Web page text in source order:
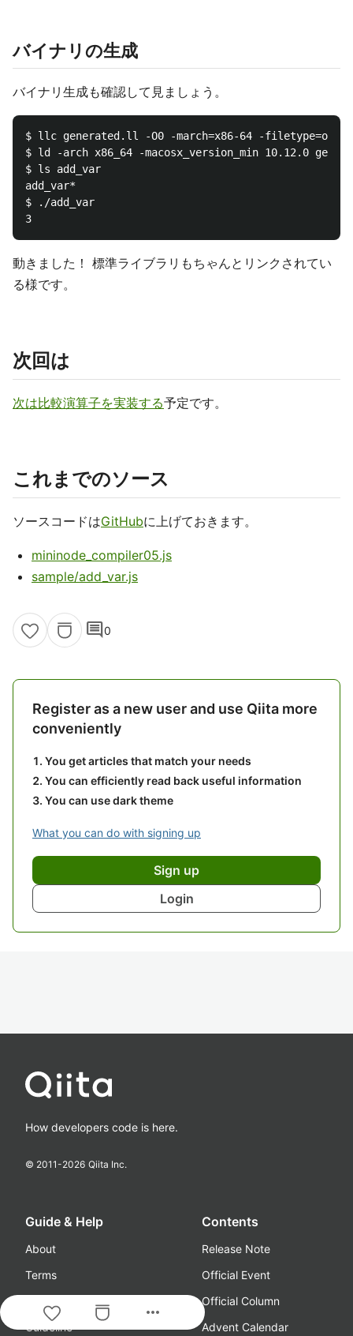
バイナリの生成
バイナリ生成も確認して見ましょう。
$ llc generated.ll -O0 -march=x86-64 -filetype=obj -
$ ld -arch x86_64 -macosx_version_min 10.12.0
$ ls add_var
add_var*
$ ./add_var
動きました！ 標準ライブラリもちゃんとリンクされてい
る様です。
次回は
次は比較演算子を実装する予定です。
これまでのソース
ソースコードはGitHubに上げておきます。
mininode_compiler05.js
sample/add_var.js
comment0
Register as a new user and use Qiita more
conveniently
You get articles that match your needs
You can efficiently read back useful information
You can use dark theme
What you can do with signing up
Sign up
Login
more_horiz
How developers code is here.
© 2011-2026 Qiita Inc.
Guide & Help
About
Terms
Guideline
Contents
Release Note
Official Event
Official Column
Advent Calendar